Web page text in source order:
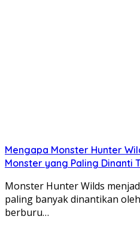
Mengapa Monster Hunter
Monster yang Paling Dinanti
Monster Hunter Wilds
paling banyak dinantikan
berburu…